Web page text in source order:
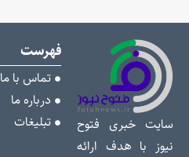
سایت خبری فتوح
نیوز با هدف ارائه
فهرست
تماس با ما
درباره ما
تبلیغات